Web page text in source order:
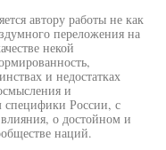
автору работы не как
переложения на
некой
и недостатках
и
специфики России, с
о достойном и
наций.